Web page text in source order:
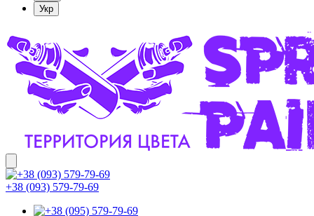
Укр
+38 (093) 579-79-69